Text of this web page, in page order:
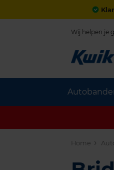
Wij helpen je
Home